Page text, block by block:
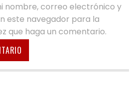
nombre, correo electrónico y
este navegador para la
que haga un comentario.